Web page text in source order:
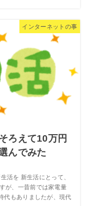
インターネットの事
ろえて10万円
んでみた
活を 新生活にとって、
が、一昔前では家電量
代もありましたが、現代